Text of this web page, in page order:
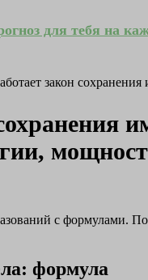
для тебя на
закон
с формулами.
формула